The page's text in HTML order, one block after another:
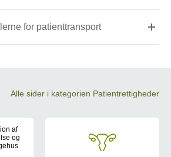
for patienttransport
Alle sider i kategorien Patientrettigheder
af
og